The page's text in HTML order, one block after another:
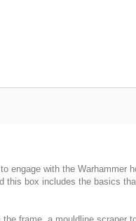
engage with the Warhammer
this box includes the basics